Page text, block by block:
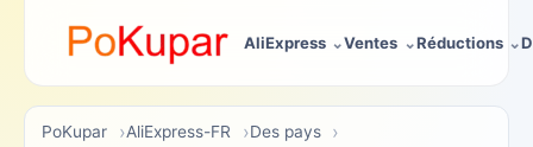
AliExpress Ventes Réductions
PoKupar AliExpress-FR
Des pays